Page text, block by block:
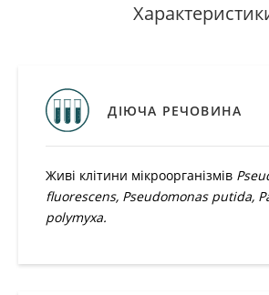
кошик
ДІЮЧА РЕЧОВИНА
Живі клітини мікроорганізмів
fluorescens, Pseudomonas putida,
polymyxa.